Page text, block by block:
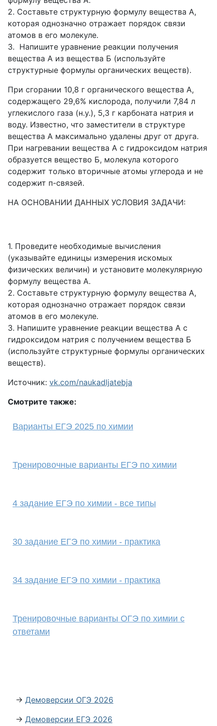
2. Составьте структурную формулу вещества А,
которая однозначно отражает порядок связи
атомов в его молекуле.
3. Напишите уравнение реакции получения
вещества А из вещества Б (используйте
структурные формулы органических веществ).
При сгорании 10,8 г органического вещества А,
содержащего 29,6% кислорода, получили 7,84 л
углекислого газа (н.у.), 5,3 г карбоната натрия и
воду. Известно, что заместители в структуре
вещества А максимально удалены друг от друга.
При нагревании вещества А с гидроксидом натрия
образуется вещество Б, молекула которого
содержит только вторичные атомы углерода и не
содержит п-связей.
НА ОСНОВАНИИ ДАННЫХ УСЛОВИЯ ЗАДАЧИ:
1. Проведите необходимые вычисления
(указывайте единицы измерения искомых
физических величин) и установите молекулярную
формулу вещества А.
2. Составьте структурную формулу вещества А,
которая однозначно отражает порядок связи
атомов в его молекуле.
3. Напишите уравнение реакции вещества А с
гидроксидом натрия с получением вещества Б
(используйте структурные формулы органических
веществ).
Источник: vk.com/naukadljatebja
Смотрите также:
Варианты ЕГЭ 2025 по химии
Тренировочные варианты ЕГЭ по химии
4 задание ЕГЭ по химии - все типы
30 задание ЕГЭ по химии - практика
34 задание ЕГЭ по химии - практика
Тренировочные варианты ОГЭ по химии с
ответами
→ Демоверсии ОГЭ 2026
→ Демоверсии ЕГЭ 2026